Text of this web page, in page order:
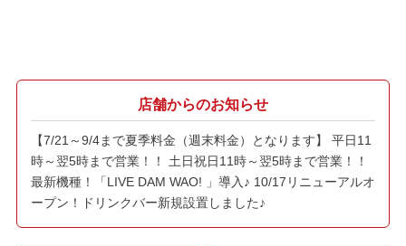
店舗からのお知らせ
【7/21～9/4まで夏季料金（週末料金）となります】 平日11
時～翌5時まで営業！！ 土日祝日11時～翌5時まで営業！！
最新機種！「LIVE DAM WAO! 」導入♪ 10/17リニューアルオ
ープン！ドリンクバー新規設置しました♪